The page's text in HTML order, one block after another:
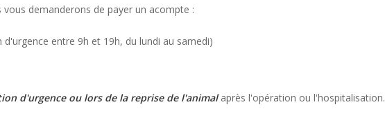
demanderons de payer un acompte :
entre 9h et 19h, du lundi au samedi)
d'urgence ou lors de la reprise de l'animalaprès l'opération ou l'hospitalisation.